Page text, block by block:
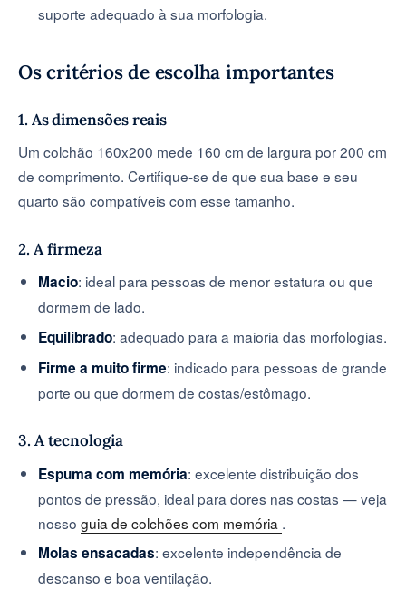
suporte adequado à sua morfologia.
Os critérios de escolha importantes
1. As dimensões reais
Um colchão 160x200 mede 160 cm de largura por 200 cm
de comprimento. Certifique-se de que sua base e seu
quarto são compatíveis com esse tamanho.
2. A firmeza
Macio: ideal para pessoas de menor estatura ou que
dormem de lado.
Equilibrado: adequado para a maioria das morfologias.
Firme a muito firme: indicado para pessoas de grande
porte ou que dormem de costas/estômago.
3. A tecnologia
Espuma com memória: excelente distribuição dos
pontos de pressão, ideal para dores nas costas — veja
nossoguia de colchões com memória .
Molas ensacadas: excelente independência de
descanso e boa ventilação.